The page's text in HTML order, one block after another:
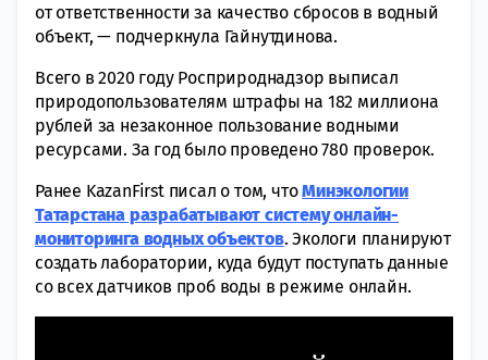
от ответственности за качество сбросов в водный
объект, — подчеркнула Гайнутдинова.
Всего в 2020 году Росприроднадзор выписал
природопользователям штрафы на 182 миллиона
рублей за незаконное пользование водными
ресурсами. За год было проведено 780 проверок.
Ранее KazanFirst писал о том, чтоМинэкологии
Татарстана разрабатывают систему онлайн-
мониторинга водных объектов. Экологи планируют
создать лаборатории, куда будут поступать данные
со всех датчиков проб воды в режиме онлайн.